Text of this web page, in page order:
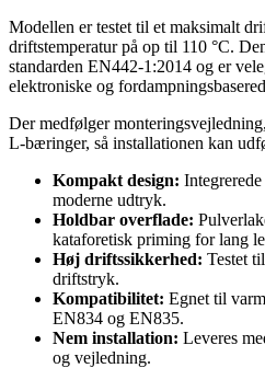
Modellen er testet til et maksimalt
driftstemperatur på op til 110 °C.
standarden EN442-1:2014 og er
elektroniske og
Der medfølger
L-bæringer, så installationen kan
Kompakt design:
moderne udtryk.
Holdbar overflade:
kataforetisk priming for lang
Høj driftssikkerhed: Testet
driftstryk.
Kompatibilitet: Egnet til
EN834 og EN835.
Nem installation: Leveres
og vejledning.